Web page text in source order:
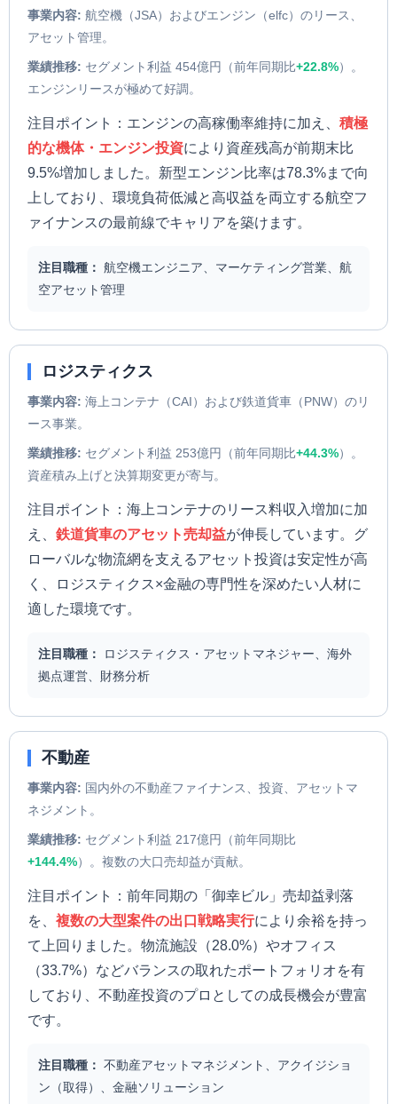
事業内容: 航空機（JSA）およびエンジン（elfc）のリース、
アセット管理。
業績推移: セグメント利益 454億円（前年同期比+22.8%）。
エンジンリースが極めて好調。
注目ポイント：エンジンの高稼働率維持に加え、 積極
的な機体・エンジン投資により資産残高が前期末比
9.5%増加しました。新型エンジン比率は78.3%まで向
上しており、環境負荷低減と高収益を両立する航空フ
ァイナンスの最前線でキャリアを築けます。
注目職種： 航空機エンジニア、マーケティング営業、航
空アセット管理
ロジスティクス
事業内容: 海上コンテナ（CAI）および鉄道貨車（PNW）のリ
ース事業。
業績推移: セグメント利益 253億円（前年同期比+44.3%）。
資産積み上げと決算期変更が寄与。
注目ポイント：海上コンテナのリース料収入増加に加
え、 鉄道貨車のアセット売却益が伸長しています。グ
ローバルな物流網を支えるアセット投資は安定性が高
く、ロジスティクス×金融の専門性を深めたい人材に
適した環境です。
注目職種：
ロジスティクス・アセットマネジャー、海外
拠点運営、財務分析
不動産
事業内容: 国内外の不動産ファイナンス、投資、アセットマ
ネジメント。
業績推移: セグメント利益 217億円（前年同期比
+144.4%）。複数の大口売却益が貢献。
注目ポイント：前年同期の「御幸ビル」売却益剥落
を、 複数の大型案件の出口戦略実行により余裕を持っ
て上回りました。物流施設（28.0%）やオフィス
（33.7%）などバランスの取れたポートフォリオを有
しており、不動産投資のプロとしての成長機会が豊富
です。
注目職種： 不動産アセットマネジメント、アクイジショ
ン（取得）、金融ソリューション